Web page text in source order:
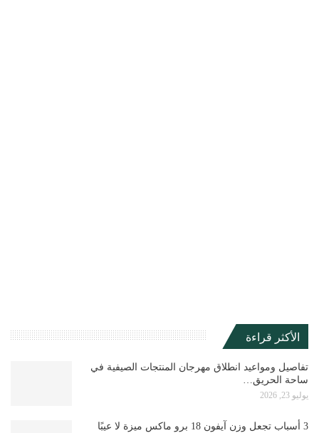
الأكثر قراءة
تفاصيل ومواعيد انطلاق مهرجان المنتجات الصيفية في
ساحة الحريق…
يوليو 23, 2026
3 أسباب تجعل وزن آيفون 18 برو ماكس ميزة لا عيبًا